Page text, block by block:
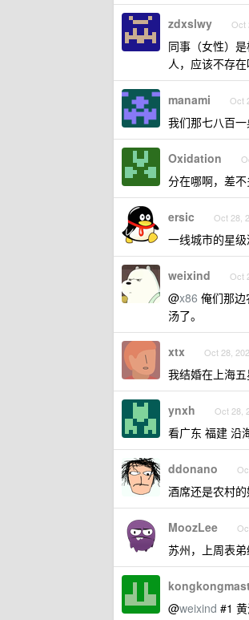
zdxslwy Oct
同事（女性）
人，应该不存
manami Oct
我们那七八百
Oxidation
分在哪啊，差
ersic Oct 28,
一线城市的星
weixind Oct
@x86 俺们那
汤了。
xtx Oct 28,
我结婚在上海
ynxh Oct 28,
看广东 福建 沿
ddonano
酒席还是农村
MoozLee
苏州，上周表
@weixind #1